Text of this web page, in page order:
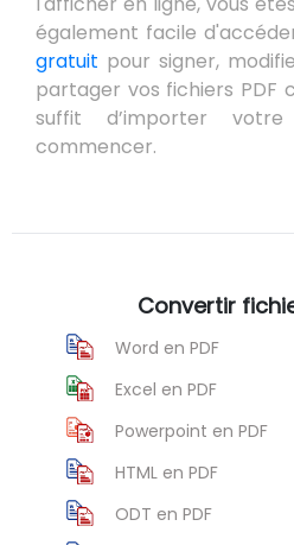
également facile
gratuit pour signer,
partager vos fichiers PDF
suffit d’importer
commencer.
Convertir
Word en PDF
Excel en PDF
Powerpoint en PDF
HTML en PDF
ODT en PDF